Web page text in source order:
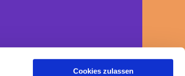
Cookies zulassen